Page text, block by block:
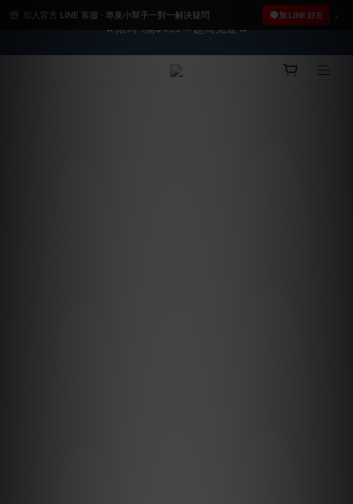
加入官方 LINE 客服 · 專業小幫手一對一解決疑問 加 LINE 好友
2026車友推薦新車鍍膜１００% 成功的秘訣，全靠這組😎　 ( 查
看鍍膜攻略✔ )
★限時 :滿$499 ➨超商免運★
2026車友推薦新車鍍膜１００% 成功的秘訣，全靠這組😎　 ( 查